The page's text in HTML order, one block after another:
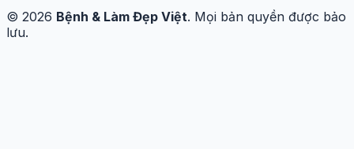
© 2026 Bệnh & Làm Đẹp Việt. Mọi bản quyền được bảo
lưu.